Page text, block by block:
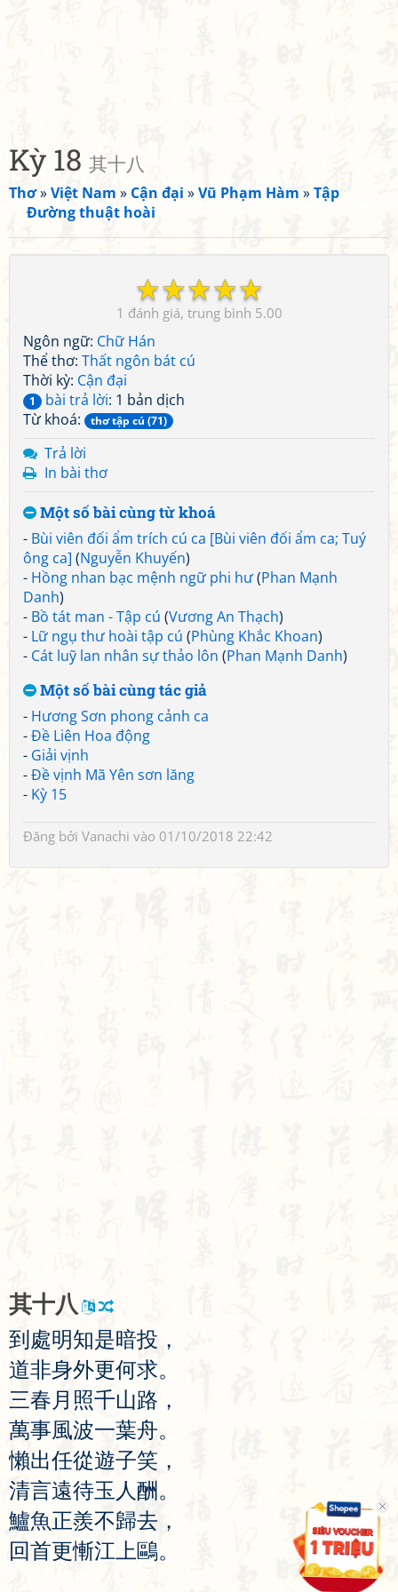
Kỳ 18 其十八
Thơ»Việt Nam » Cận đại »Vũ Phạm Hàm »Tập
Đường thuật hoài
☆
☆
☆
☆
☆
1 5.00
Ngôn ngữ: Chữ Hán
Thể thơ: Thất ngôn bát cú
Thời kỳ: Cận đại
1 bài trả lời: 1 bản dịch
Từ khoá:
thơ tập cú (71)
Trả lời
In bài thơ
Một số bài cùng từ khoá
- Bùi viên đối ẩm trích cú ca [Bùi viên đối ẩm ca; Tuý
ông ca] (Nguyễn Khuyến)
- Hồng nhan bạc mệnh ngữ phi hư(Phan Mạnh
Danh)
- Bồ tát man - Tập cú (Vương An Thạch)
- Lữ ngụ thư hoài tập cú (Phùng Khắc Khoan)
- Cát luỹ lan nhân sự thảo lôn (Phan Mạnh Danh)
Một số bài cùng tác giả
- Hương Sơn phong cảnh ca
-Đề Liên Hoa động
- Giải vịnh
-Đề vịnh Mã Yên sơn lăng
- Kỳ 15
Đăng bởi Vanachi vào 01/10/2018 22:42
其十八
到 處明知是暗投 ，
道非身外更何求。
三春 月 照千山路 ，
萬事風波一葉舟。
懶出任從遊子笑 ，
清言遠待玉 人酬。
鱸魚正羨不歸去 ，
回首更慚江 上鷗。